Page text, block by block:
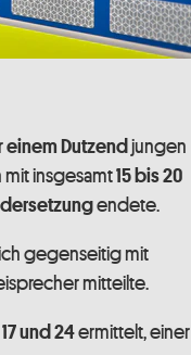
einem Dutzend jungen
insgesamt15 bis 20
endete.
gegenseitig mit
mitteilte.
17 und 24ermittelt, einer